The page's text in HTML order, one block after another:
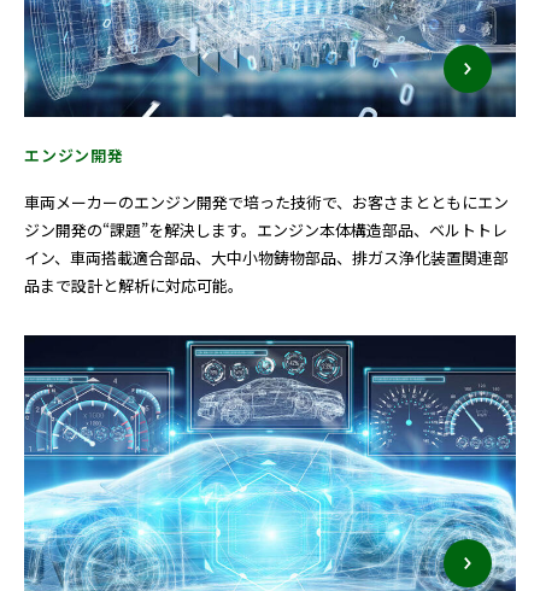
エンジン開発
車両メーカーのエンジン開発で培った技術で、お客さまとともにエン
ジン開発の“課題”を解決します。エンジン本体構造部品、ベルトトレ
イン、車両搭載適合部品、大中小物鋳物部品、排ガス浄化装置関連部
品まで設計と解析に対応可能。